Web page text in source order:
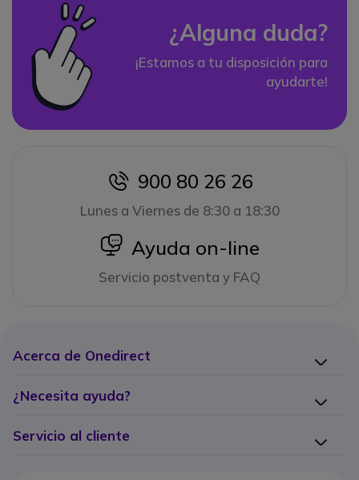
¿Alguna duda?
¡Estamos a tu disposición para
ayudarte!
icon
900 80 26 26
Lunes a Viernes de 8:30 a 18:30
icon
Ayuda on-line
Servicio postventa y FAQ
Acerca de Onedirect
¿Necesita ayuda?
Servicio al cliente